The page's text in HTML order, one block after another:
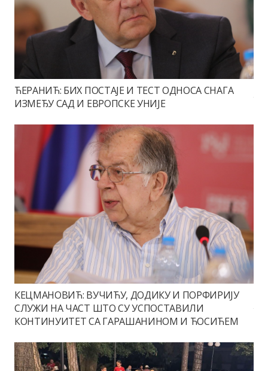
ЋЕРАНИЋ: БИХ ПОСТАЈЕ И ТЕСТ ОДНОСА СНАГА
ИЗМЕЂУ САД И ЕВРОПСКЕ УНИЈЕ
КЕЦМАНОВИЋ: ВУЧИЋУ, ДОДИКУ И ПОРФИРИЈУ
СЛУЖИ НА ЧАСТ ШТО СУ УСПОСТАВИЛИ
КОНТИНУИТЕТ СА ГАРАШАНИНОМ И ЋОСИЋЕМ